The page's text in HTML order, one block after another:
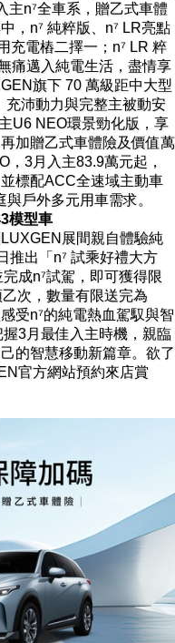
主n⁷全車系，贈乙式車體
，n⁷ 純粹版、n⁷ LR亮點
充電樁二擇一；n⁷ LR 粹
痛邁入純電生活，盡情享
旗下 70 萬級距中大型
沛動力與完整主被動安
U6 NEO環景勁化版，享
加贈乙式車體險及價值萬
，3月入主83.9萬元起，
標配ACC全速域主動車
戶外多元用車需求。
模型車
展間親自體驗純
推出「n⁷ 試乘好禮大方
成n⁷試駕，即可獲得限
次，數量有限送完為
受n⁷的純電熱血駕馭與智
3月最佳入主時機，親臨
的智慧移動新篇章。欲了
官方網站預約來店賞